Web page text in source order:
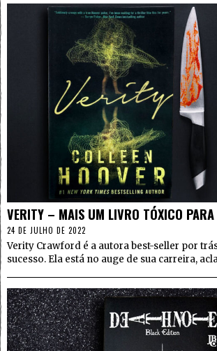
VERITY – MAIS UM LIVRO TÓXICO PARA
24 DE JULHO DE 2022
Verity Crawford é a autora best-seller por
sucesso. Ela está no auge de sua carreira,